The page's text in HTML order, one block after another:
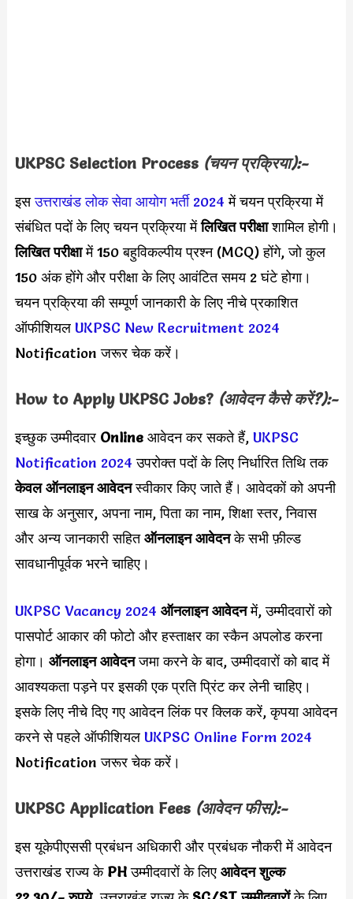
UKPSC Selection Process (चयन प्रक्रिया):-
इसउत्तराखंड लोक सेवा आयोग भर्ती 2024 में चयन प्रक्रिया में
संबंधित पदों के लिए चयन प्रक्रिया मेंलिखित परीक्षाशामिल होगी।
लिखित परीक्षामें 150 बहुविकल्पीय प्रश्न (MCQ) होंगे, जो कुल
150 अंक होंगे और परीक्षा के लिए आवंटित समय 2 घंटे होगा।
चयन प्रक्रिया की सम्पूर्ण जानकारी के लिए नीचे प्रकाशित
ऑफीशियल UKPSC New Recruitment 2024
Notification जरूर चेक करें।
How to Apply UKPSC Jobs?(आवेदन कैसे करें?):-
इच्छुक उम्मीदवार Online आवेदन कर सकते हैं, UKPSC
Notification 2024 उपरोक्त पदों के लिए निर्धारित तिथि तक
केवल ऑनलाइन आवेदनस्वीकार किए जाते हैं। आवेदकों को अपनी
साख के अनुसार, अपना नाम, पिता का नाम, शिक्षा स्तर, निवास
और अन्य जानकारी सहितऑनलाइन आवेदनके सभी फ़ील्ड
सावधानीपूर्वक भरने चाहिए।
UKPSC Vacancy 2024 ऑनलाइन आवेदनमें, उम्मीदवारों को
पासपोर्ट आकार की फोटो और हस्ताक्षर का स्कैन अपलोड करना
होगा। ऑनलाइन आवेदनजमा करने के बाद, उम्मीदवारों को बाद में
आवश्यकता पड़ने पर इसकी एक प्रति प्रिंट कर लेनी चाहिए।
इसके लिए नीचे दिए गए आवेदन लिंक पर क्लिक करें, कृपया आवेदन
करने से पहले ऑफीशियल UKPSC Online Form 2024
Notification जरूर चेक करें।
UKPSC Application Fees (आवेदन फीस):-
इस यूकेपीएससी प्रबंधन अधिकारी और प्रबंधक नौकरी में आवेदन
उत्तराखंड राज्य केPHउम्मीदवारों के लिए आवेदन शुल्क